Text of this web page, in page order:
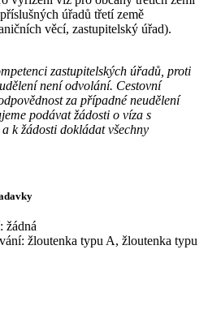
úřadů třetí země
věcí, zastupitelský úřad).
zastupitelských úřadů, proti
není odvolání. Cestovní
za případné neudělení
podávat žádosti o víza s
k žádosti dokládat všechny
žádná
žloutenka typu A, žloutenka typu